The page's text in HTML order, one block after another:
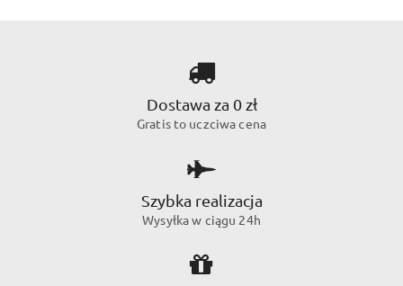
Dostawa za 0 zł
Gratis to uczciwa cena
Szybka realizacja
Wysyłka w ciągu 24h